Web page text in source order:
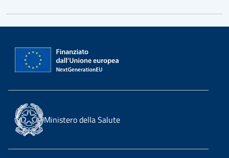
Ministero della Salute